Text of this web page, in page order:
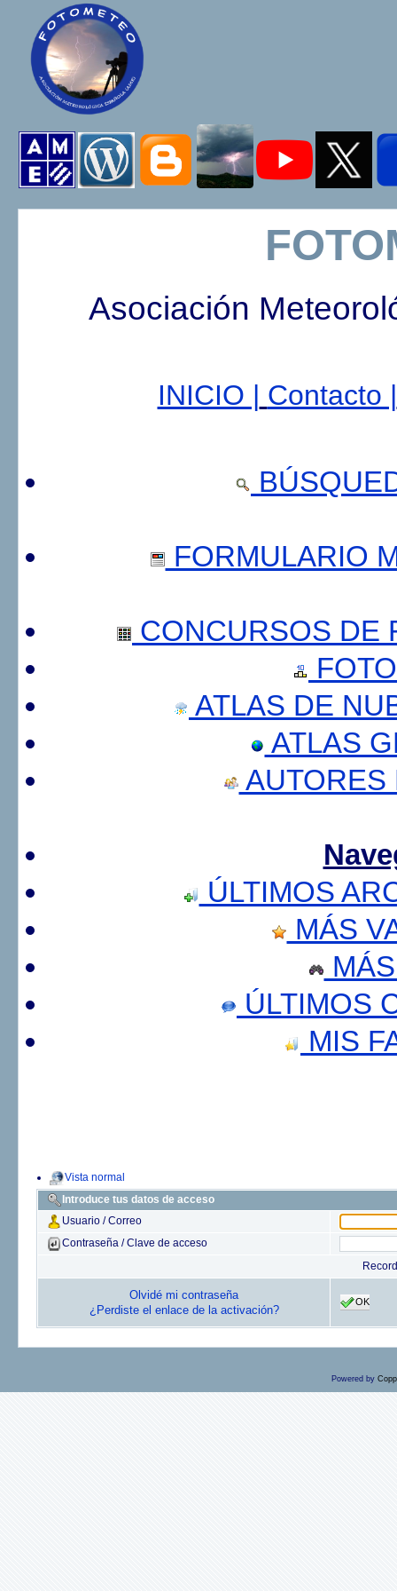
Asociación
INICIO | Contacto |
FORMULARIO
CONCURSOS DE
ATLAS DE
ATLAS
AUTORES
ÚLTIMOS
MÁS
ÚLTIMOS
MIS
Vista normal
Introduce tus datos de acceso
Usuario / Correo
Contraseña / Clave de acceso
Olvidé mi contraseña
¿Perdiste el enlace de la activación?
OK
Powered by